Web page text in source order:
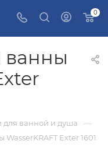
0
ванны
для ванной и душа —
Exter 1601